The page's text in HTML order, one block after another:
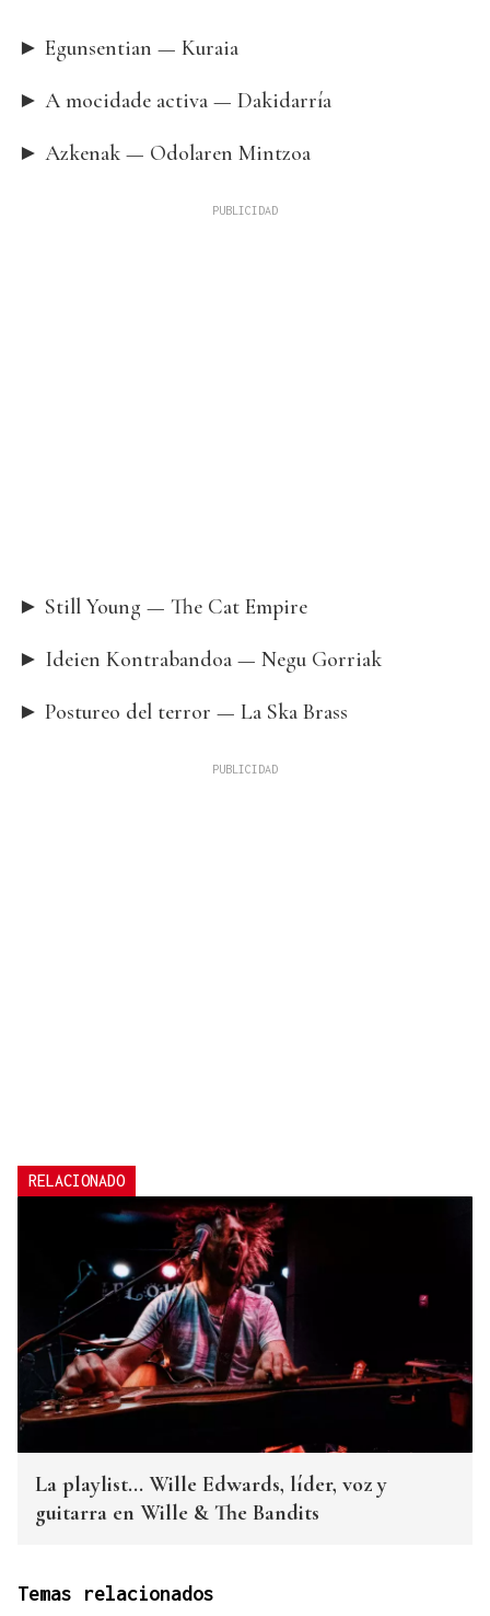
► Egunsentian — Kuraia
► A mocidade activa — Dakidarría
► Azkenak — Odolaren Mintzoa
► Still Young — The Cat Empire
► Ideien Kontrabandoa — Negu Gorriak
► Postureo del terror — La Ska Brass
RELACIONADO
La playlist... Wille Edwards, líder, voz y
guitarra en Wille & The Bandits
Temas relacionados